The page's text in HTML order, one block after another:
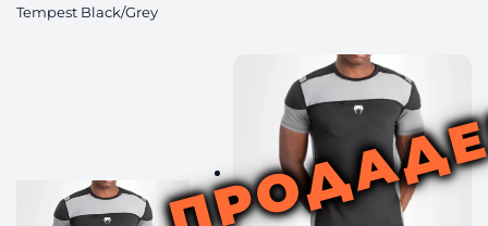
Tempest Black/Grey